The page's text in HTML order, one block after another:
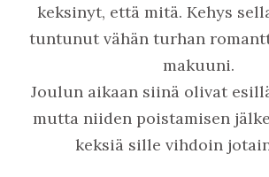
keksinyt, että mitä. Kehys
tuntunut vähän turhan
makuuni.
Joulun aikaan siinä olivat
mutta niiden poistamisen
keksiä sille vihdoin